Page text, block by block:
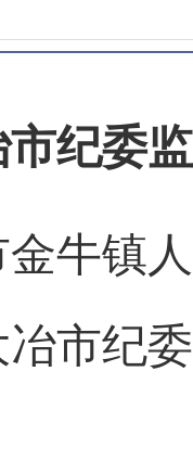
纪委
金牛镇
市纪